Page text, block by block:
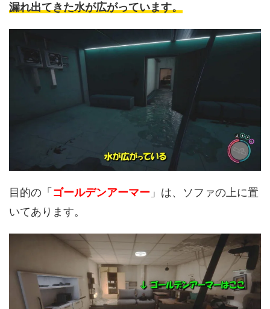
漏れ出てきた水が広がっています。
目的の「 ゴールデンアーマー 」は、ソファの上に置
いてあります。